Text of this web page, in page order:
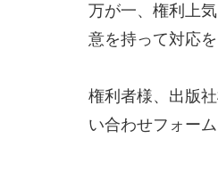
万が一、権利上
意を持って対応
権利者様、出版
い合わせフォー